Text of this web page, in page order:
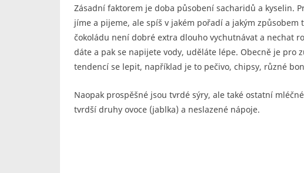
Zásadní faktorem je doba působení sacharidů a kyselin.
jíme a pijeme, ale spíš v jakém pořadí a jakým
čokoládu není dobré extra dlouho vychutnávat a nechat
dáte a pak se napijete vody, uděláte lépe. Obecně je pro
tendencí se lepit, například je to pečivo, chipsy, různé
Naopak prospěšné jsou tvrdé sýry, ale také ostatní
tvrdší druhy ovoce (jablka) a neslazené nápoje.